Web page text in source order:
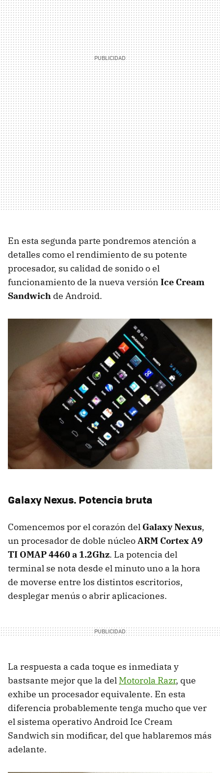
En esta segunda parte pondremos atención a
detalles como el rendimiento de su potente
procesador, su calidad de sonido o el
funcionamiento de la nueva versión Ice Cream
Sandwich de Android.
Galaxy Nexus. Potencia bruta
Comencemos por el corazón del Galaxy Nexus,
un procesador de doble núcleoARM Cortex A9
TI OMAP4460 a 1.2Ghz. La potencia del
terminal se nota desde el minuto uno a la hora
de moverse entre los distintos escritorios,
desplegar menús o abrir aplicaciones.
La respuesta a cada toque es inmediata y
bastsante mejor que la del Motorola Razr, que
exhibe un procesador equivalente. En esta
diferencia probablemente tenga mucho que ver
el sistema operativo Android Ice Cream
Sandwich sin modificar, del que hablaremos más
adelante.